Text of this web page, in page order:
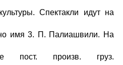
Спектакли идут на
имя 3. П. Палиашвили. На
пост. произв. груз.